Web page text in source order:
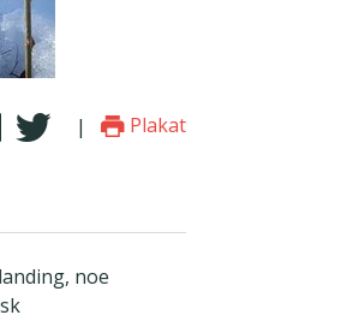
| Plakat
noe